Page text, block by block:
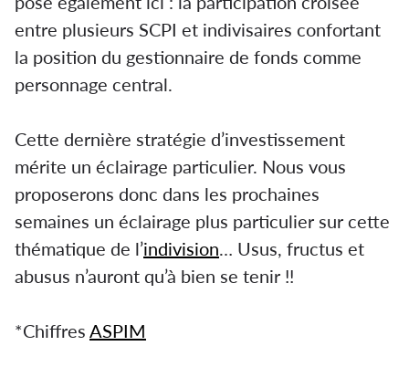
entre plusieurs SCPI et indivisaires confortant
la position du gestionnaire de fonds comme
personnage central.
Cette dernière stratégie d’investissement
mérite un éclairage particulier. Nous vous
proposerons donc dans les prochaines
semaines un éclairage plus particulier sur cette
thématique de l’indivision … Usus, fructus et
abusus n’auront qu’à bien se tenir !!
*Chiffres ASPIM